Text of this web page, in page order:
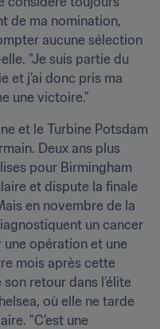
de ma nomination,
aucune sélection
"Je suis partie du
et j’ai donc pris ma
une victoire."
et le Turbine Potsdam
Deux ans plus
pour Birmingham
et dispute la finale
en novembre de la
un cancer
opération et une
mois après cette
retour dans l’élite
où elle ne tarde
"C’est une